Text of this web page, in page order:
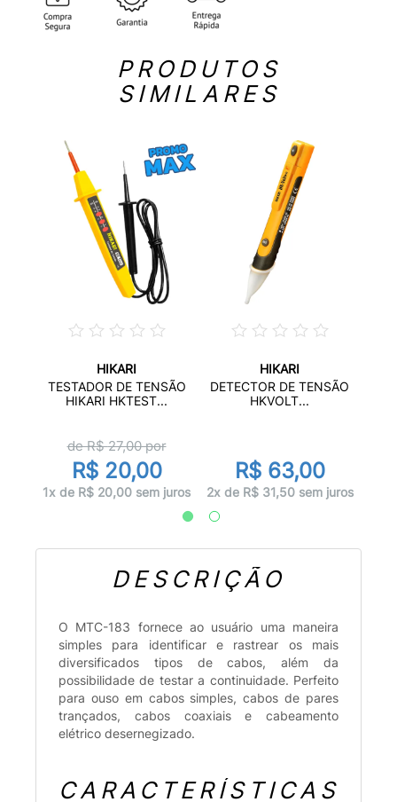
PRODUTOS
SIMILARES
HIKARI
TESTADOR DE TENSÃO
HIKARI HKTEST...
de R$27,00por
R$ 20,00
1x de R$ 20,00 sem juros
HIKARI
DETECTOR DE TENSÃO
HKVOLT...
R$ 63,00
2x de R$ 31,50 sem juros
DESCRIÇÃO
O MTC-183 fornece ao usuário uma maneira
simples para identificar e rastrear os mais
diversificados tipos de cabos, além da
possibilidade de testar a continuidade. Perfeito
para ouso em cabos simples, cabos de pares
trançados, cabos coaxiais e cabeamento
elétrico desernegizado.
CARACTERÍSTICAS